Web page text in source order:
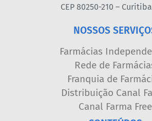
CEP 80250-210 –
NOSSOS
Farmácias
Rede de
Franquia de
Distribuição Canal
Canal Farma Free